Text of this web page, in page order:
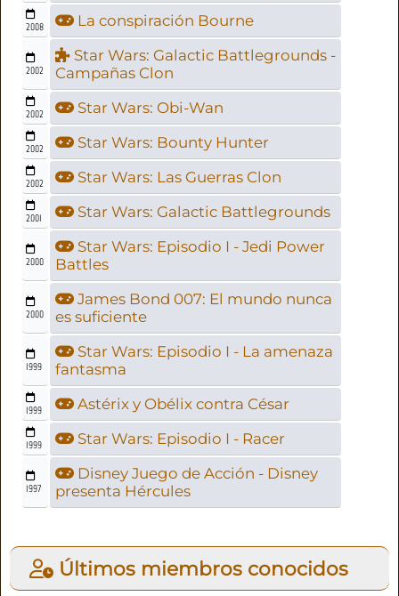
2008 La conspiración Bourne
2002
Star Wars: Galactic Battlegrounds -
Campañas Clon
2002 Star Wars: Obi-Wan
2002 Star Wars: Bounty Hunter
2002 Star Wars: Las Guerras Clon
2001 Star Wars: Galactic Battlegrounds
2000
Star Wars: Episodio I - Jedi Power
Battles
2000
James Bond 007: El mundo nunca
es suficiente
1999
Star Wars: Episodio I - La amenaza
fantasma
1999 Astérix y Obélix contra César
1999 Star Wars: Episodio I - Racer
1997
Disney Juego de Acción - Disney
presenta Hércules
Últimos miembros conocidos